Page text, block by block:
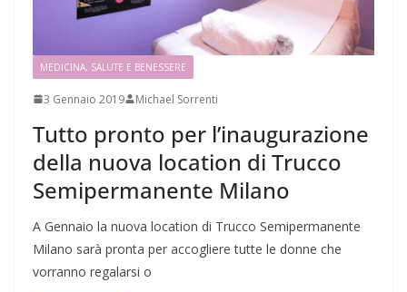
MEDICINA, SALUTE E BENESSERE
3 Gennaio 2019 Michael Sorrenti
Tutto pronto per l’inaugurazione
della nuova location di Trucco
Semipermanente Milano
A Gennaio la nuova location di Trucco Semipermanente
Milano sarà pronta per accogliere tutte le donne che
vorranno regalarsi o